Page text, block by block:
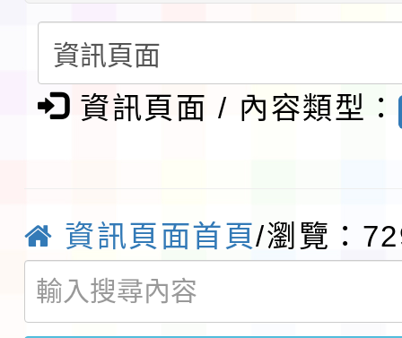
請一案
報
淨零綠領人才培育課程
檢送桃園市115學年度
鎮韌性（防空）演習－
速演練執行計畫」
「115年金融知識線上
法」
本校115學年度第1學
資訊頁面 / 內容類型：
資訊頁面首頁/瀏覽：